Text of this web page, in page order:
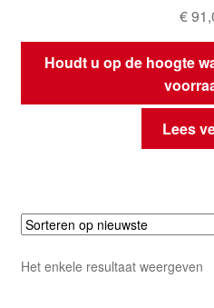
€
Houdt u op de hoogte
Lees
Het enkele resultaat weergeven